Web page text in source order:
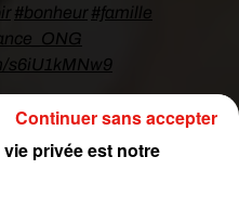
#bonheur #famille
s6iU1kMNw9
privée est notre
Continuer sans accepter